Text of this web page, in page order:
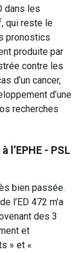
dans les
qui reste le
pronostics
produite par
contre les
d’un cancer,
d’une
recherches
l’EPHE - PSL
bien passée.
l’ED 472 m’a
des 3
et
» et «